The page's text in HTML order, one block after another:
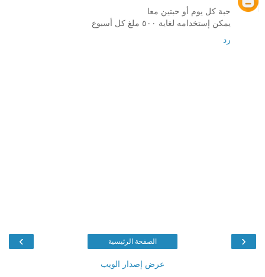
حبة كل يوم أو حبتين معا
يمكن إستخدامه لغاية ٥٠٠ ملغ كل أسبوع
رد
‹
› الصفحة الرئيسية
عرض إصدار الويب